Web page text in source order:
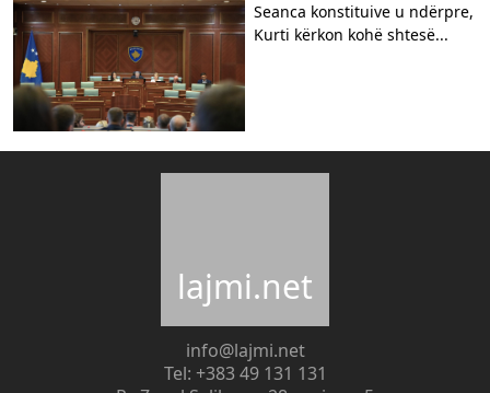
Seanca konstituive u ndërpre,
Kurti kërkon kohë shtesë...
lajmi.net
info@lajmi.net
Tel: +383 49 131 131